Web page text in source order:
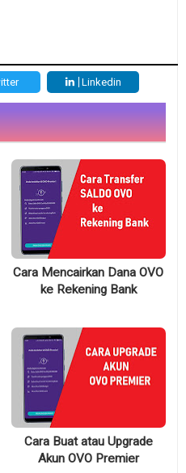
Linkedin
Cara Mencairkan Dana OVO
ke Rekening Bank
Cara Buat atau Upgrade
Akun OVO Premier